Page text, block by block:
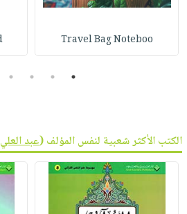
Travel Bag Noteboo
1
2
3
4
الكتب الأكثر شعبية لنفس المؤلف (عبد